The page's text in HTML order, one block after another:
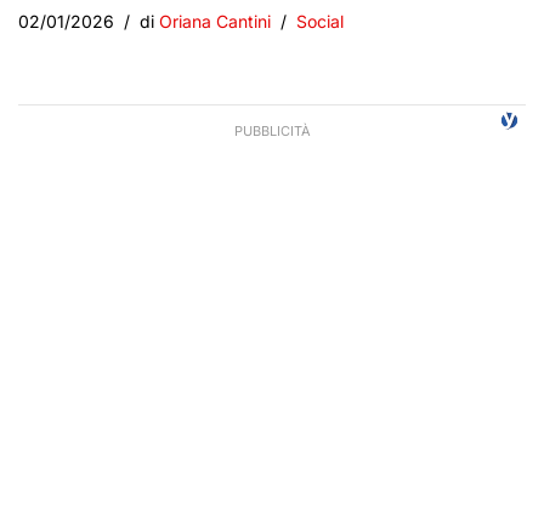
02/01/2026 di Oriana Cantini Social